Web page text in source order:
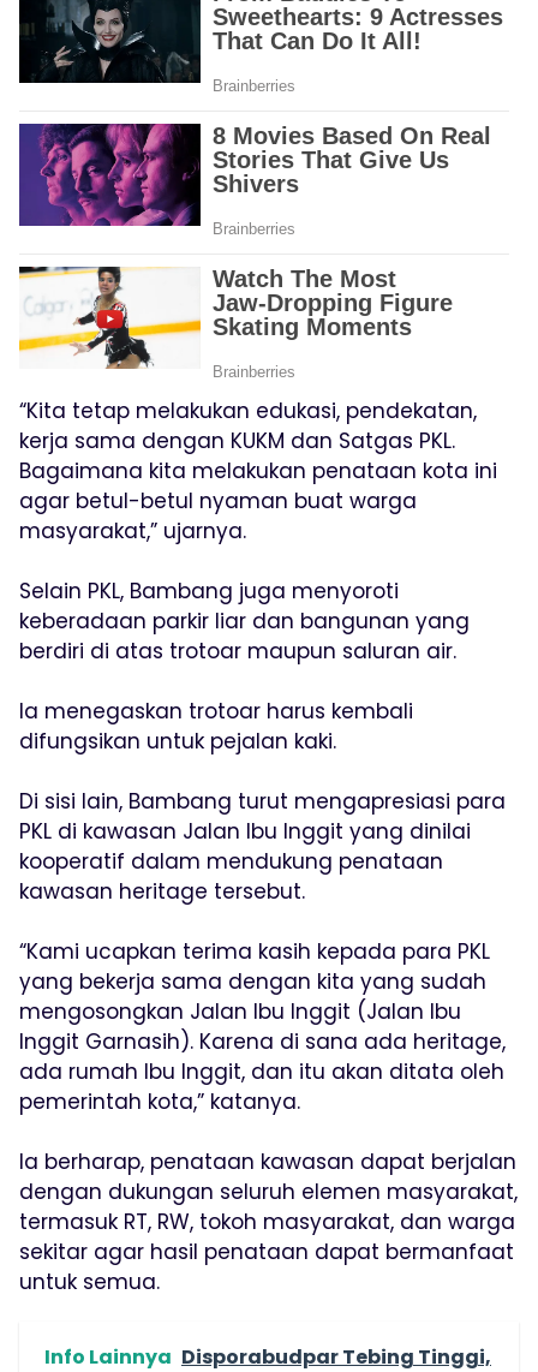
“Kita tetap melakukan edukasi, pendekatan,
kerja sama dengan KUKM dan Satgas PKL.
Bagaimana kita melakukan penataan kota ini
agar betul-betul nyaman buat warga
masyarakat,” ujarnya.
Selain PKL, Bambang juga menyoroti
keberadaan parkir liar dan bangunan yang
berdiri di atas trotoar maupun saluran air.
Ia menegaskan trotoar harus kembali
difungsikan untuk pejalan kaki.
Di sisi lain, Bambang turut mengapresiasi para
PKL di kawasan Jalan Ibu Inggit yang dinilai
kooperatif dalam mendukung penataan
kawasan heritage tersebut.
“Kami ucapkan terima kasih kepada para PKL
yang bekerja sama dengan kita yang sudah
mengosongkan Jalan Ibu Inggit (Jalan Ibu
Inggit Garnasih). Karena di sana ada heritage,
ada rumah Ibu Inggit, dan itu akan ditata oleh
pemerintah kota,” katanya.
Ia berharap, penataan kawasan dapat berjalan
dengan dukungan seluruh elemen masyarakat,
termasuk RT, RW, tokoh masyarakat, dan warga
sekitar agar hasil penataan dapat bermanfaat
untuk semua.
Info Lainnya Disporabudpar Tebing Tinggi,